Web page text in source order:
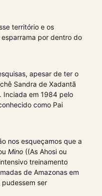
território e os
por dentro do
apesar de ter o
Sandra de Xadantã
Inciada em 1984 pelo
como Pai
nos esqueçamos que a
Mino ((As Ahosi ou
treinamento
de Amazonas em
ser